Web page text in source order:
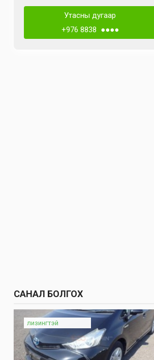
Утасны дугаар
+976 8838 ●●●●
САНАЛ БОЛГОХ
лизингтэй